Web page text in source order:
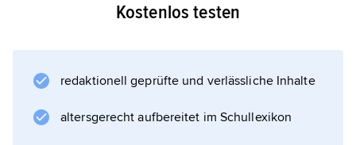
Gewinnaussichten zu geben. Je nach Sportart
erhält. (
)
Kostenlos testen
redaktionell geprüfte und verlässliche Inhalte
altersgerecht aufbereitet im Schullexikon